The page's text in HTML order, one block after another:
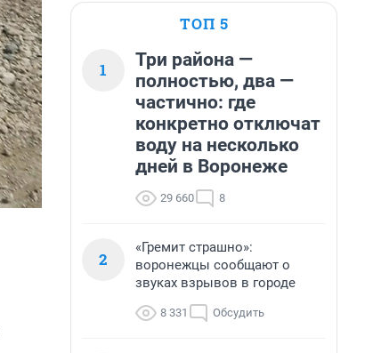
ТОП 5
1
Три района —
полностью, два —
частично: где
конкретно отключат
воду на несколько
дней в Воронеже
29 660 8
2
«Гремит страшно»:
воронежцы сообщают о
звуках взрывов в городе
8 331 Обсудить